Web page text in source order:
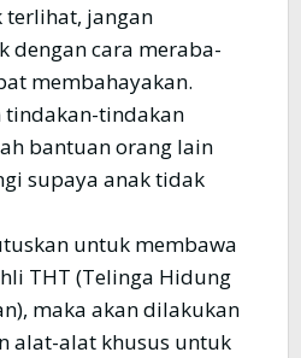
terlihat, jangan
dengan cara meraba-
membahayakan.
tindakan-tindakan
bantuan orang lain
supaya anak tidak
untuk membawa
THT (Telinga Hidung
maka akan dilakukan
alat-alat khusus untuk